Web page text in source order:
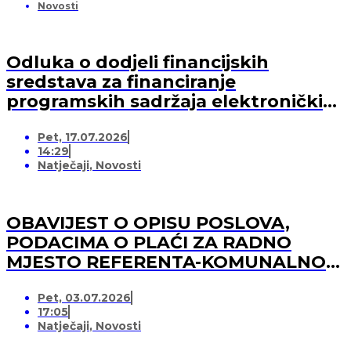
Novosti
Odluka o dodjeli financijskih
sredstava za financiranje
programskih sadržaja elektroničkih
medijskih usluga)
Pet, 17.07.2026
14:29
Natječaji, Novosti
OBAVIJEST O OPISU POSLOVA,
PODACIMA O PLAĆI ZA RADNO
MJESTO REFERENTA-KOMUNALNOG
Pet, 03.07.2026
17:05
Natječaji, Novosti